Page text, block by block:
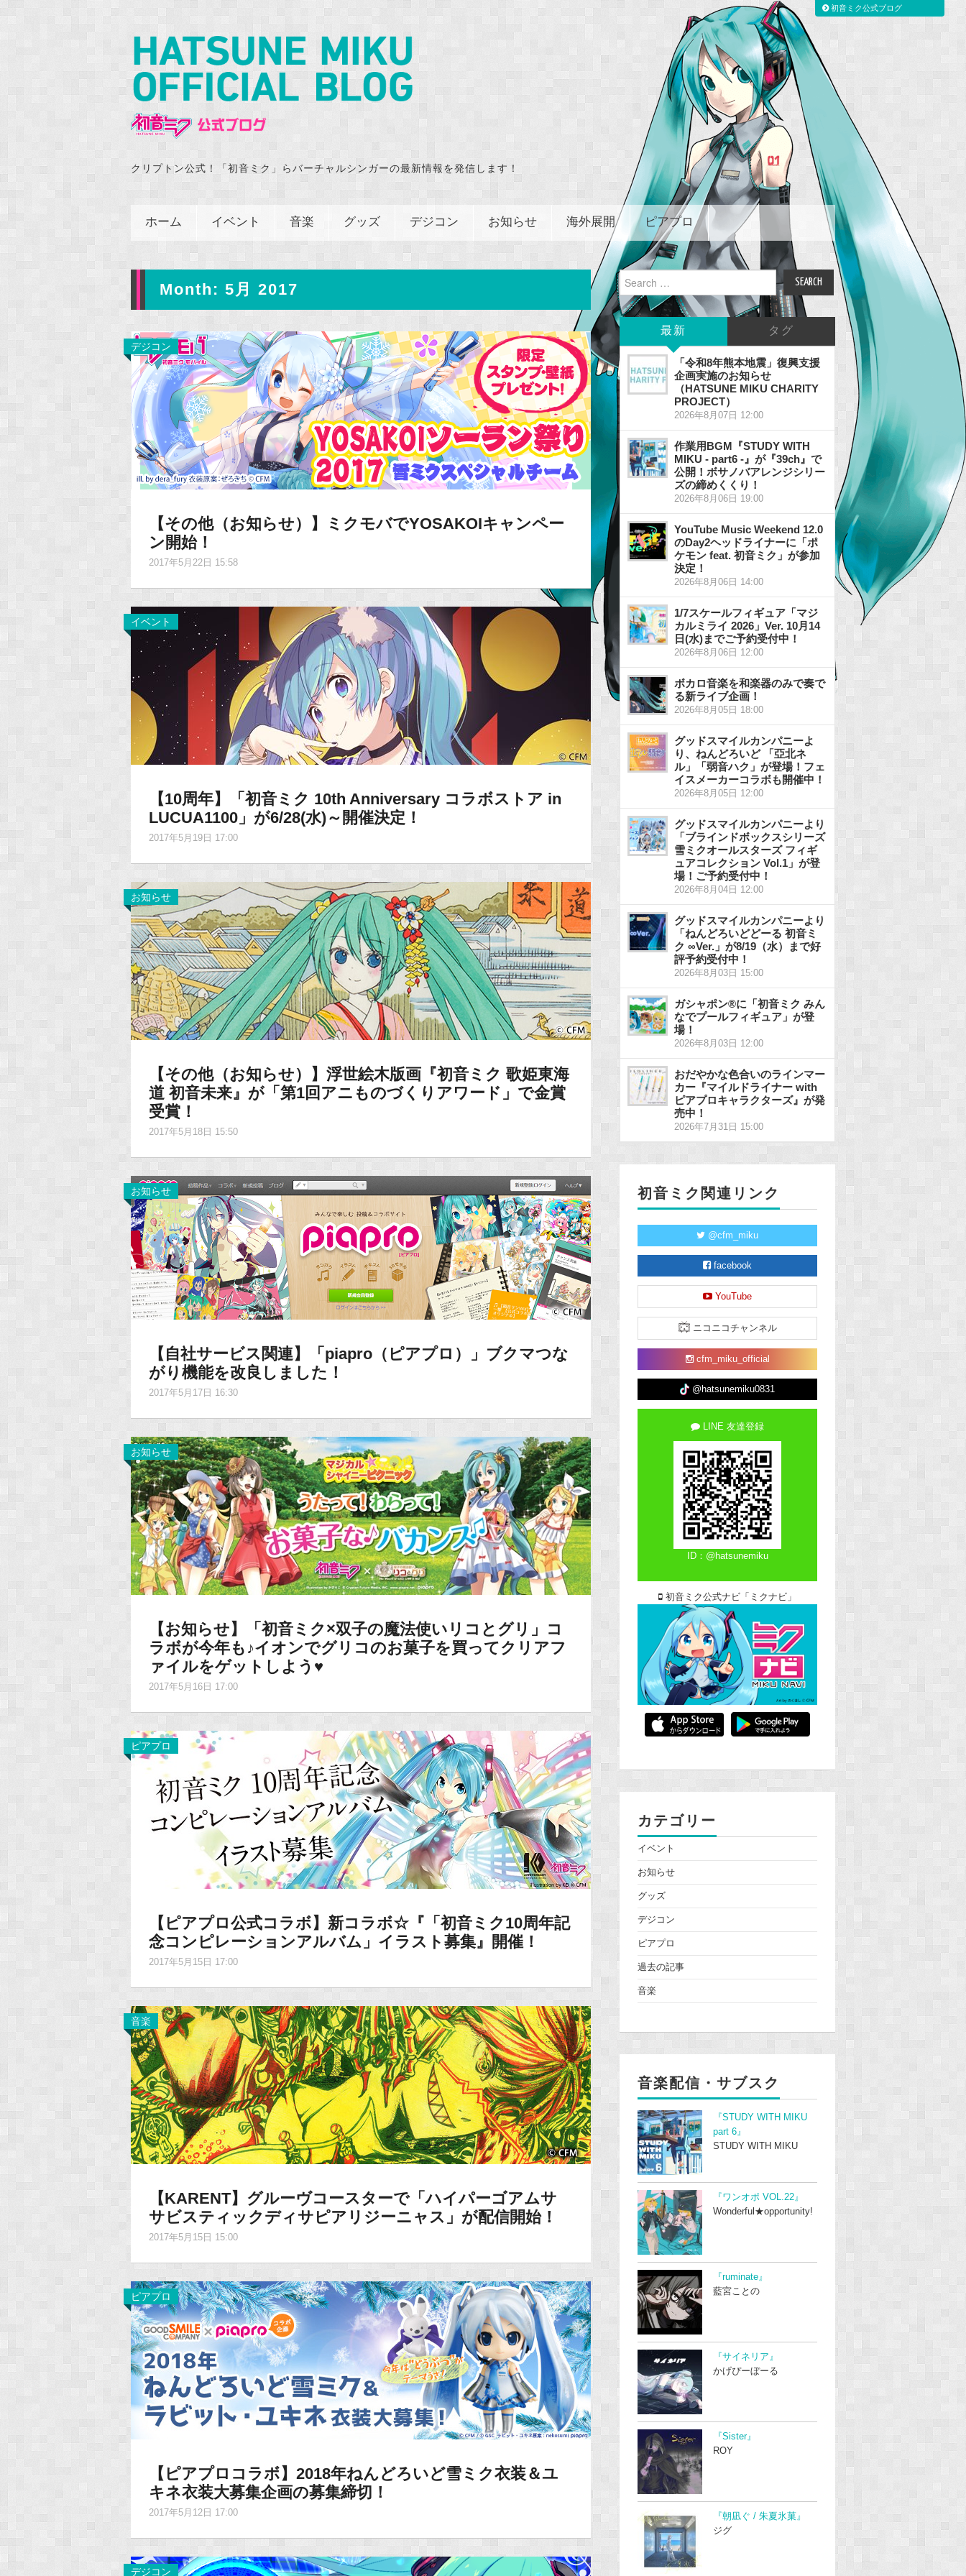
クリプトン公式！「初音ミク」らバーチャルシンガーの最新情報を発信します！
ホーム イベント 音楽 グッズ デジコン お知らせ 海外展開 ピアプロ
Month: 5月 2017
デジコン
【その他（お知らせ）】ミクモバでYOSAKOIキャンペー
ン開始！
2017年5月22日 15:58
イベント
【10周年】「初音ミク 10th Anniversary コラボストア in
LUCUA1100」が6/28(水)～開催決定！
2017年5月19日 17:00
お知らせ
【その他（お知らせ）】浮世絵木版画『初音ミク 歌姫東海
道 初音未来』が「第1回アニものづくりアワード」で金賞
受賞！
2017年5月18日 15:50
お知らせ
【自社サービス関連】「piapro（ピアプロ）」ブクマつな
がり機能を改良しました！
2017年5月17日 16:30
お知らせ
【お知らせ】「初音ミク×双子の魔法使いリコとグリ」コ
ラボが今年も♪イオンでグリコのお菓子を買ってクリアフ
ァイルをゲットしよう♥
2017年5月16日 17:00
ピアプロ
【ピアプロ公式コラボ】新コラボ☆『「初音ミク10周年記
念コンピレーションアルバム」イラスト募集』開催！
2017年5月15日 17:00
音楽
【KARENT】グルーヴコースターで「ハイパーゴアムサ
サビスティックディサピアリジーニャス」が配信開始！
2017年5月15日 15:00
ピアプロ
【ピアプロコラボ】2018年ねんどろいど雪ミク衣装＆ユ
キネ衣装大募集企画の募集締切！
2017年5月12日 17:00
デジコン
Search
for:
最新 タグ
「令和8年熊本地震」復興支援
企画実施のお知らせ
（HATSUNE MIKU CHARITY
PROJECT）
2026年8月07日 12:00
作業用BGM『STUDY WITH
MIKU - part6 -』が『39ch』で
公開！ボサノバアレンジシリー
ズの締めくくり！
2026年8月06日 19:00
YouTube Music Weekend 12.0
のDay2ヘッドライナーに「ポ
ケモン feat. 初音ミク」が参加
決定！
2026年8月06日 14:00
1/7スケールフィギュア「マジ
カルミライ 2026」Ver. 10月14
日(水)までご予約受付中！
2026年8月06日 12:00
ボカロ音楽を和楽器のみで奏で
る新ライブ企画！
2026年8月05日 18:00
グッドスマイルカンパニーよ
り、ねんどろいど 「亞北ネ
ル」「弱音ハク」が登場！フェ
イスメーカーコラボも開催中！
2026年8月05日 12:00
グッドスマイルカンパニーより
「ブラインドボックスシリーズ
雪ミクオールスターズ フィギ
ュアコレクション Vol.1」が登
場！ご予約受付中！
2026年8月04日 12:00
グッドスマイルカンパニーより
「ねんどろいどどーる 初音ミ
ク ∞Ver.」が8/19（水）まで好
評予約受付中！
2026年8月03日 15:00
ガシャポン®に「初音ミク みん
なでプールフィギュア」が登
場！
2026年8月03日 12:00
おだやかな色合いのラインマー
カー『マイルドライナー with
ピアプロキャラクターズ』が発
売中！
2026年7月31日 15:00
初音ミク関連リンク
@cfm_miku
facebook
YouTube
ニコニコチャンネル
cfm_miku_official
@hatsunemiku0831
LINE 友達登録
ID：@hatsunemiku
初音ミク公式ナビ「ミクナビ」
カテゴリー
イベント
お知らせ
グッズ
デジコン
ピアプロ
過去の記事
音楽
音楽配信・サブスク
『STUDY WITH MIKU
part 6』
STUDY WITH MIKU
『ワンオポ VOL.22』
Wonderful★opportunity!
『ruminate』
藍宮ことの
『サイネリア』
かげぴーぼーる
『Sister』
ROY
『朝凪ぐ / 朱夏氷菓』
ジグ
初音ミク公式ブログ